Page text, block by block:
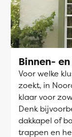
Binnen-
Voor welke
zoekt, in
klaar voor
Denk
dakkapel of
trappen en